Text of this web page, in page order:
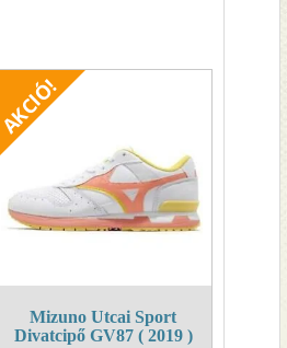
Mizuno Utcai Sport
Divatcipő GV87 ( 2019 )